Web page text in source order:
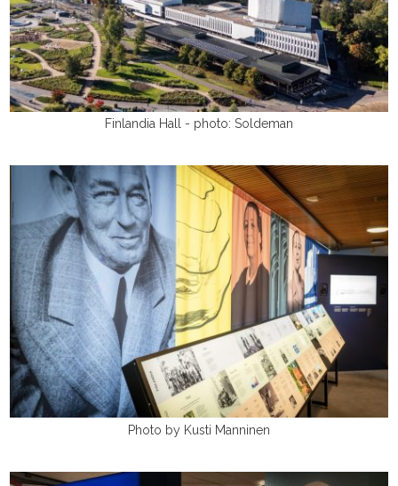
Finlandia Hall - photo: Soldeman
Photo by Kusti Manninen